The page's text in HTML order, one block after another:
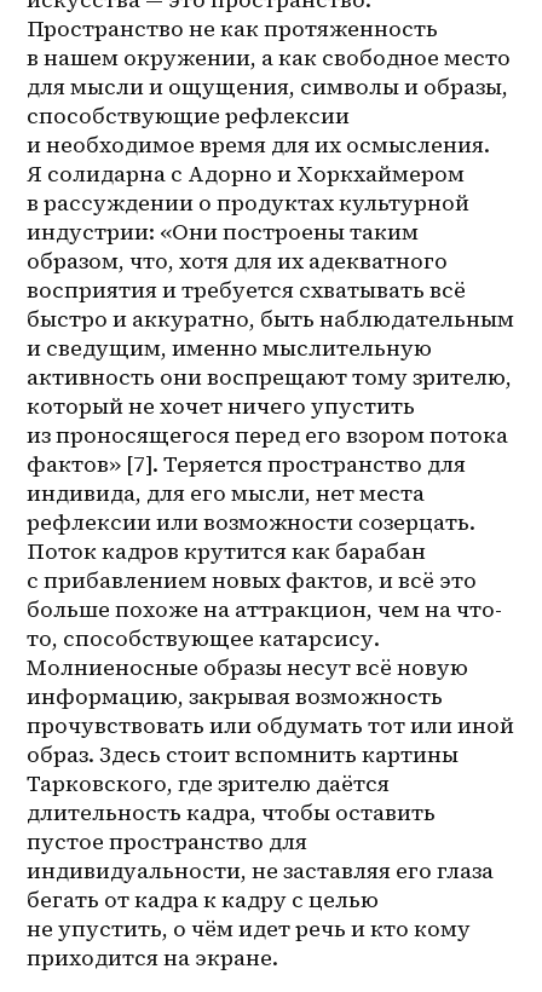
Пространство не как протяженность
в нашем окружении, а как свободное место
для мысли и ощущения, символы и образы,
способствующие рефлексии
и необходимое время для их осмысления.
Я солидарна с Адорно и Хоркхаймером
в рассуждении о продуктах культурной
индустрии: «Они построены таким
образом, что, хотя для их адекватного
восприятия и требуется схватывать всё
быстро и аккуратно, быть наблюдательным
и сведущим, именно мыслительную
активность они воспрещают тому зрителю,
который не хочет ничего упустить
из проносящегося перед его взором потока
фактов» [7]. Теряется пространство для
индивида, для его мысли, нет места
рефлексии или возможности созерцать.
Поток кадров крутится как барабан
с прибавлением новых фактов, и всё это
больше похоже на аттракцион, чем на что-
то, способствующее катарсису.
Молниеносные образы несут всё новую
информацию, закрывая возможность
прочувствовать или обдумать тот или иной
образ. Здесь стоит вспомнить картины
Тарковского, где зрителю даётся
длительность кадра, чтобы оставить
пустое пространство для
индивидуальности, не заставляя его глаза
бегать от кадра к кадру с целью
не упустить, о чём идет речь и кто кому
приходится на экране.